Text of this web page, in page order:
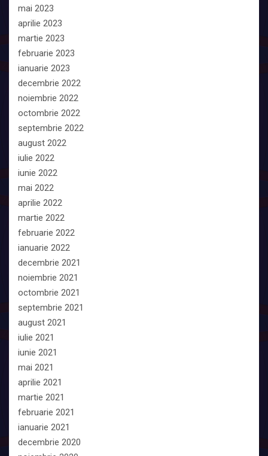
mai 2023
aprilie 2023
martie 2023
februarie 2023
ianuarie 2023
decembrie 2022
noiembrie 2022
octombrie 2022
septembrie 2022
august 2022
iulie 2022
iunie 2022
mai 2022
aprilie 2022
martie 2022
februarie 2022
ianuarie 2022
decembrie 2021
noiembrie 2021
octombrie 2021
septembrie 2021
august 2021
iulie 2021
iunie 2021
mai 2021
aprilie 2021
martie 2021
februarie 2021
ianuarie 2021
decembrie 2020